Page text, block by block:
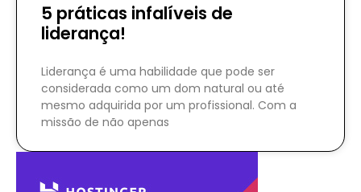
5 práticas infalíveis de
liderança!
Liderança é uma habilidade que pode ser
considerada como um dom natural ou até
mesmo adquirida por um profissional. Com a
missão de não apenas